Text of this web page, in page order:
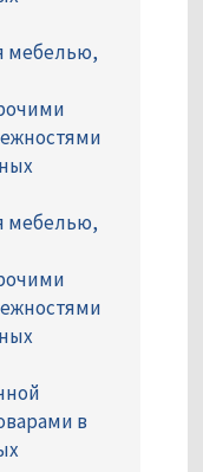
мебелью,
мебелью,
в